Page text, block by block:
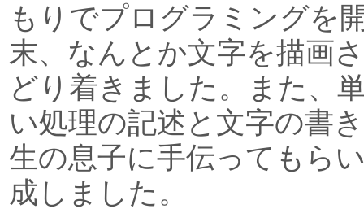
もりでプログラミングを
末、なんとか文字を描画
どり着きました。また、
い処理の記述と文字の書
生の息子に手伝ってもら
成しました。